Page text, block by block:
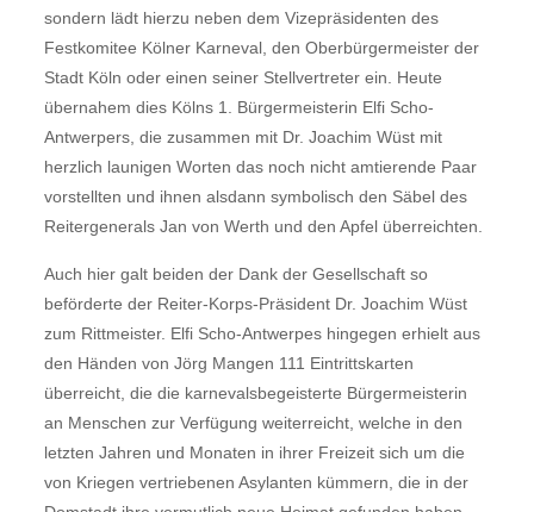
sondern lädt hierzu neben dem Vizepräsidenten des
Festkomitee Kölner Karneval, den Oberbürgermeister der
Stadt Köln oder einen seiner Stellvertreter ein. Heute
übernahem dies Kölns 1. Bürgermeisterin Elfi Scho-
Antwerpers, die zusammen mit Dr. Joachim Wüst mit
herzlich launigen Worten das noch nicht amtierende Paar
vorstellten und ihnen alsdann symbolisch den Säbel des
Reitergenerals Jan von Werth und den Apfel überreichten.
Auch hier galt beiden der Dank der Gesellschaft so
beförderte der Reiter-Korps-Präsident Dr. Joachim Wüst
zum Rittmeister. Elfi Scho-Antwerpes hingegen erhielt aus
den Händen von Jörg Mangen 111 Eintrittskarten
überreicht, die die karnevalsbegeisterte Bürgermeisterin
an Menschen zur Verfügung weiterreicht, welche in den
letzten Jahren und Monaten in ihrer Freizeit sich um die
von Kriegen vertriebenen Asylanten kümmern, die in der